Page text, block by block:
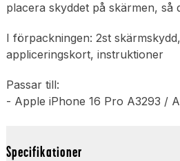
placera skyddet på skärmen,
I förpackningen: 2st
appliceringskort, instruktioner
Passar till:
- Apple iPhone 16 Pro A3293 /
Specifikationer